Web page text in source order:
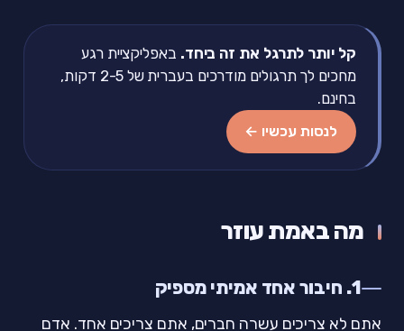
קל יותר לתרגל את זה ביחד. באפליקציית רגע
מחכים לך תרגולים מודרכים בעברית של 2-5 דקות,
בחינם.
לנסות עכשיו ←
מה באמת עוזר
1. חיבור אחד אמיתי מספיק
אתם לא צריכים עשרה חברים, אתם צריכים אחד. אדם